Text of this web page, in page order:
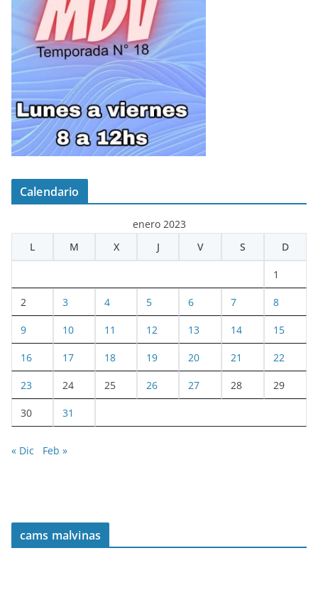
Calendario
enero 2023
L
M X J V S D
1
2 3 4 5 6 7 8
9 10 11 12 13 14 15
16 17 18 19 20 21 22
23 24 25 26 27 28 29
30 31
« Dic Feb »
cams malvinas